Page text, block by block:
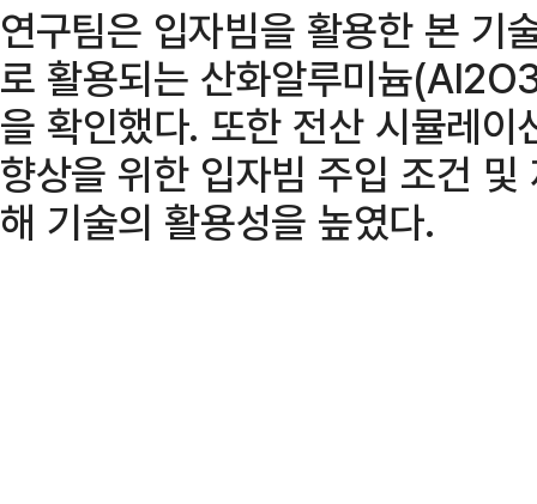
연구팀은 입자빔을 활용한 본 기
로 활용되는 산화알루미늄
을 확인했다. 또한 전산 시뮬레
향상을 위한 입자빔 주입 조건
해 기술의 활용성을 높였다.